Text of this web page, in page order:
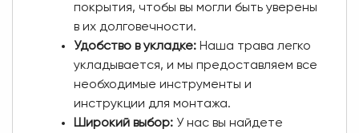
покрытия, чтобы вы могли быть уверены
в их долговечности.
Удобство в укладке:Наша трава легко
укладывается, и мы предоставляем все
необходимые инструменты и
инструкции для монтажа.
Широкий выбор:У нас вы найдете